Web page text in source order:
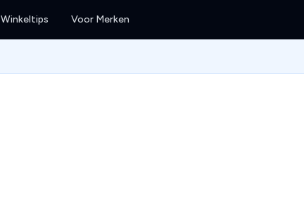
Winkeltips Voor Merken